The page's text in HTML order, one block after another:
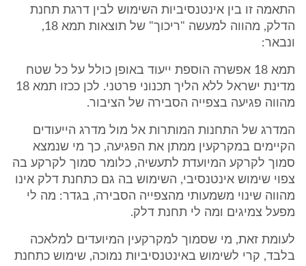
התאמה זו בין אינטנסיביות השימוש לבין דרגת תחנת
הדלק, מהווה למעשה "ריכוך" של תוצאות תמא 18,
ונבאר:
תמא 18 אפשרה הוספת ייעוד באופן כולל על כל שטח
מדינת ישראל ללא הליך תכנוני פרטני. לכן ככזו תמא 18
מהווה פגיעה בצפייה הסבירה של הציבור.
המדרג של התחנות המותרות אל מול מדרג הייעודים
הקיימים במקרקעין ממתן את הפגיעה, כך מי שנמצא
סמוך לקרקע המיועדת לתעשיה, כלומר סמוך לקרקע בה
צפוי שימוש אינטנסיבי, השימוש בה גם כתחנת דלק אינו
מהווה שינוי משמעותי מהצפייה הסבירה, בגדר: מה לי
מפעל צמיגים ומה לי תחנת דלק.
לעומת זאת, מי שסמוך למקרקעין המיועדים למלאכה
בלבד, קרי לשימוש באינטנסיביות נמוכה, שימוש כתחנת